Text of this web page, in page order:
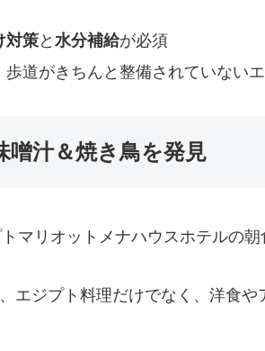
対策と 水分補給が必須
道がきちんと整備されていない
噌汁＆焼き鳥を発見
エジプト料理だけでなく、洋食